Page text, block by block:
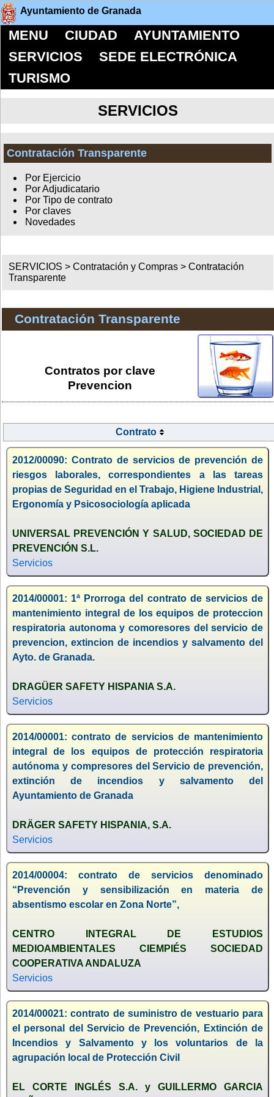
Ayuntamiento de Granada
MENU CIUDAD
AYUNTAMIENTO
SERVICIOS
SEDE ELECTRÓNICA
TURISMO
SERVICIOS
Contratación Transparente
Por Ejercicio
Por Adjudicatario
Por Tipo de contrato
Por claves
Novedades
SERVICIOS >Contratación y Compras >Contratación
Transparente
Contratación Transparente
Contratos por clave
Prevencion
Contrato
2012/00090: Contrato de servicios de prevención de
riesgos laborales, correspondientes a las tareas
propias de Seguridad en el Trabajo, Higiene Industrial,
Ergonomía y Psicosociología aplicada
UNIVERSAL PREVENCIÓN Y SALUD, SOCIEDAD DE
PREVENCIÓN S.L.
Servicios
2014/00001: 1ª Prorroga del contrato de servicios de
mantenimiento integral de los equipos de proteccion
respiratoria autonoma y comoresores del servicio de
prevencion, extincion de incendios y salvamento del
Ayto. de Granada.
DRAGÜER SAFETY HISPANIA S.A.
Servicios
2014/00001: contrato de servicios de mantenimiento
integral de los equipos de protección respiratoria
autónoma y compresores del Servicio de prevención,
extinción de incendios y salvamento del
Ayuntamiento de Granada
DRÄGER SAFETY HISPANIA, S.A.
Servicios
2014/00004: contrato de servicios denominado
“Prevención y sensibilización en materia de
absentismo escolar en Zona Norte”,
CENTRO INTEGRAL DE ESTUDIOS
MEDIOAMBIENTALES CIEMPIÉS SOCIEDAD
COOPERATIVA ANDALUZA
Servicios
2014/00021: contrato de suministro de vestuario para
el personal del Servicio de Prevención, Extinción de
Incendios y Salvamento y los voluntarios de la
agrupación local de Protección Civil
EL CORTE INGLÉS S.A. y GUILLERMO GARCIA